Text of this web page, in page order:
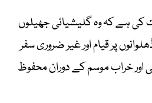
کی ہے کہ وہ گلیشیائی جھیلوں
پر قیام اور غیر ضروری سفر
اور خراب موسم کے دوران محفوظ